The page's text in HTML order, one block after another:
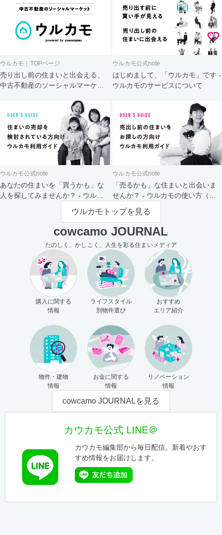
ウルカモ｜TOPページ
売り出し前の住まいと出会える、
中古不動産のソーシャルマーケッ
ウルカモ公式note
はじめまして、「ウルカモ」です -
ウルカモのサービスについて
ウルカモ公式note
あなたの住まいを「買うかも」な
人を探してみませんか？ - ウルカ
ウルカモ公式note
「売るかも」な住まいと出会いま
せんか？ - ウルカモの使い方（買
主さま向け）
ウルカモトップを見る
cowcamo JOURNAL
たのしく、かしこく、人生を彩る住まいメディア
購入に関する
情報
ライフスタイル
別物件選び
おすすめ
エリア紹介
物件・建物
情報
お金に関する
情報
リノベーション
情報
cowcamo JOURNALを見る
カウカモ公式 LINE＠
カウカモ編集部から毎日配信。新着やおす
すめ情報をお届けします。